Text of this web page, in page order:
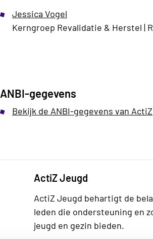
Jessica Vogel
Kerngroep Revalidatie & Herstel |
ANBI-gegevens
Bekijk de ANBI-gegevens van ActiZ
ActiZ Jeugd
ActiZ Jeugd behartigt de
leden die ondersteuning en
jeugd en gezin bieden.